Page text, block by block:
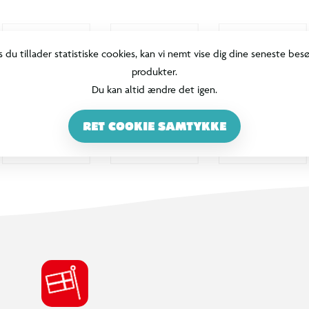
du tillader statistiske cookies, kan vi nemt vise dig dine seneste
produkter.
Du kan altid ændre det igen.
RET COOKIE SAMTYKKE